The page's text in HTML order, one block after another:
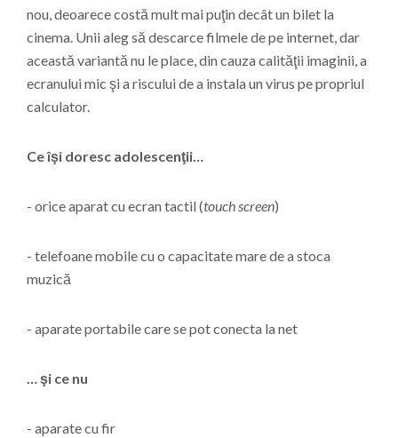
nou, deoarece costă mult mai puţin decât un bilet la
cinema. Unii aleg să descarce filmele de pe internet, dar
această variantă nu le place, din cauza calităţii imaginii, a
ecranului mic şi a riscului de a instala un virus pe propriul
calculator.
Ce îşi doresc adolescenţii…
- orice aparat cu ecran tactil (touch screen)
- telefoane mobile cu o capacitate mare de a stoca
muzică
- aparate portabile care se pot conecta la net
… şi ce nu
- aparate cu fir